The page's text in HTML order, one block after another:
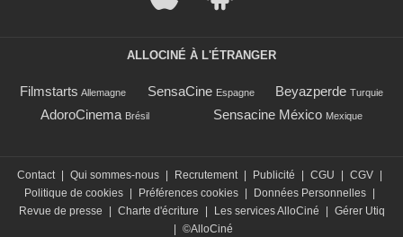
ALLOCINÉ À L'ÉTRANGER
Filmstarts Allemagne SensaCine Espagne Beyazperde Turquie
AdoroCinema Brésil Sensacine México Mexique
Contact Qui sommes-nous Recrutement Publicité CGU CGV
Politique de cookies
Préférences cookies Données Personnelles
Revue de presse
Charte d'écriture Les services AlloCiné
Gérer Utiq
©AlloCiné